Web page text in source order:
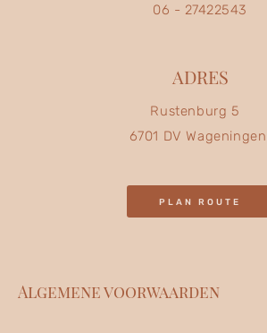
06 - 27422543
ADRES
Rustenburg 5
6701 DV Wageningen
PLAN ROUTE
Algemene voorwaarden